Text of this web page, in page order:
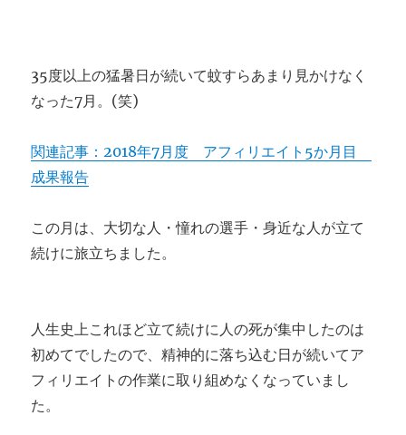
35度以上の猛暑日が続いて蚊すらあまり見かけなく
なった7月。(笑)
関連記事：2018年7月度 アフィリエイト5か月目
成果報告
この月は、大切な人・憧れの選手・身近な人が立て
続けに旅立ちました。
人生史上これほど立て続けに人の死が集中したのは
初めてでしたので、精神的に落ち込む日が続いてア
フィリエイトの作業に取り組めなくなっていまし
た。